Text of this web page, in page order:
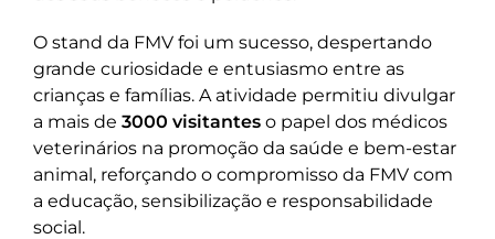
O stand da FMV foi um sucesso, despertando
grande curiosidade e entusiasmo entre as
crianças e famílias. A atividade permitiu divulgar
a mais de 3000 visitantes o papel dos médicos
veterinários na promoção da saúde e bem-estar
animal, reforçando o compromisso da FMV com
a educação, sensibilização e responsabilidade
social.